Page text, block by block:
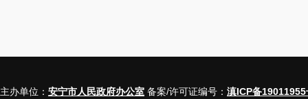
主办单位： 安宁市人民政府办公室 备案/许可证编号： 滇ICP备